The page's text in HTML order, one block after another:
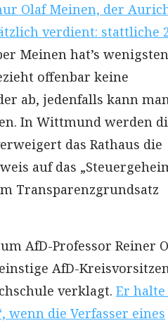
Olaf Meinen, der
verdient: stattliche
Meinen hat’s
offenbar keine
ab, jedenfalls kann
In Wittmund werden
das Rathaus die
auf das
Transparenzgrundsatz
AfD-Professor Reiner
AfD-
verklagt. Er halte
wenn die Verfasser eines